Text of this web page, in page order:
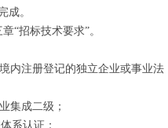
成。
“招标技术要求”。
内注册登记的独立企业或事业法
集成二级；
系认证；